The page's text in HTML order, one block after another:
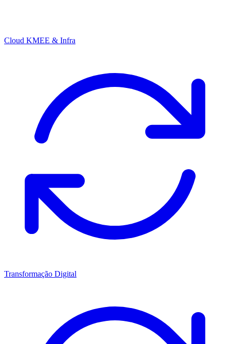
Cloud KMEE & Infra
Transformação Digital